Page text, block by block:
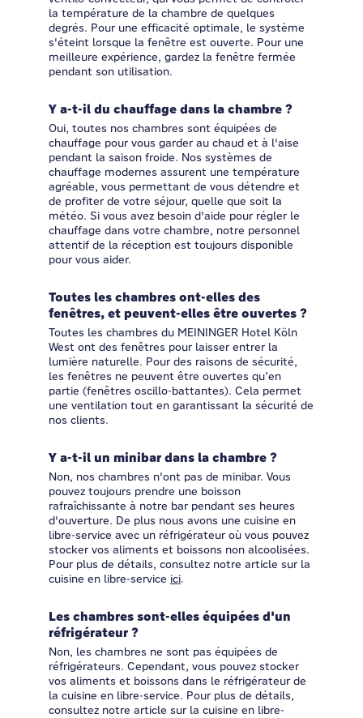
la température de la chambre de quelques
degrés. Pour une efficacité optimale, le système
s'éteint lorsque la fenêtre est ouverte. Pour une
meilleure expérience, gardez la fenêtre fermée
pendant son utilisation.
Y a-t-il du chauffage dans la chambre ?
Oui, toutes nos chambres sont équipées de
chauffage pour vous garder au chaud et à l'aise
pendant la saison froide. Nos systèmes de
chauffage modernes assurent une température
agréable, vous permettant de vous détendre et
de profiter de votre séjour, quelle que soit la
météo. Si vous avez besoin d'aide pour régler le
chauffage dans votre chambre, notre personnel
attentif de la réception est toujours disponible
pour vous aider.
Toutes les chambres ont-elles des
fenêtres, et peuvent-elles être ouvertes ?
Toutes les chambres du MEININGER Hotel Köln
West ont des fenêtres pour laisser entrer la
lumière naturelle. Pour des raisons de sécurité,
les fenêtres ne peuvent être ouvertes qu’en
partie (fenêtres oscillo-battantes). Cela permet
une ventilation tout en garantissant la sécurité de
nos clients.
Y a-t-il un minibar dans la chambre ?
Non, nos chambres n'ont pas de minibar. Vous
pouvez toujours prendre une boisson
rafraîchissante à notre bar pendant ses heures
d'ouverture. De plus nous avons une cuisine en
libre-service avec un réfrigérateur où vous pouvez
stocker vos aliments et boissons non alcoolisées.
Pour plus de détails, consultez notre article sur la
cuisine en libre-service ici.
Les chambres sont-elles équipées d'un
réfrigérateur ?
Non, les chambres ne sont pas équipées de
réfrigérateurs. Cependant, vous pouvez stocker
vos aliments et boissons dans le réfrigérateur de
la cuisine en libre-service. Pour plus de détails,
consultez notre article sur la cuisine en libre-